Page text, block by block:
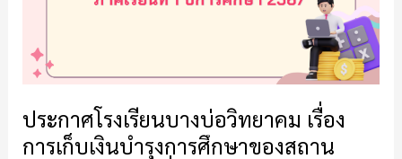
ประกาศโรงเรียนบางบ่อวิทยาคม เรื่อง
การเก็บเงินบำรุงการศึกษาของสถาน
การ
ของ
สถาน
ศึกษา